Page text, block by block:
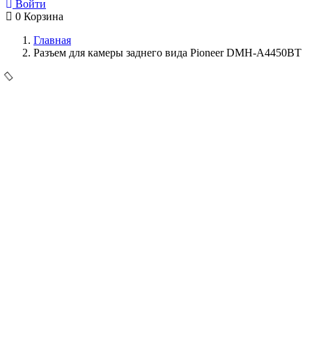
Войти
0 Корзина
Главная
Разъем для камеры заднего вида Pioneer DMH-A4450BT